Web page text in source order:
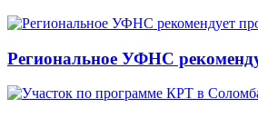
Региональное УФНС